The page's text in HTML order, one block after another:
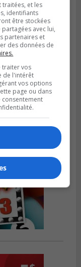
à
traitées, et les
identifiants
être stockées
avec lui,
partenaires et
des données de
traiter vos
de l'intérêt
vos options
page ou dans